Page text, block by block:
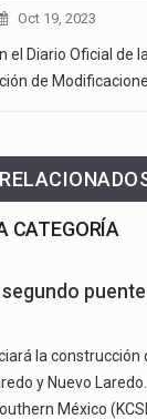
Oct 19, 2023
el Diario Oficial de
de
CATEGORÍA
la
y Nuevo
México